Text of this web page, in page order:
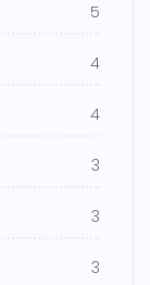
5
4
4
3
3
3